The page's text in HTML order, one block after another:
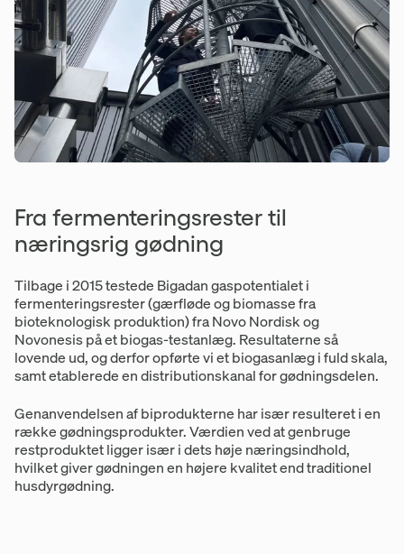
Fra fermenteringsrester til
næringsrig gødning
Tilbage i 2015 testede Bigadan gaspotentialet i
fermenteringsrester (gærfløde og biomasse fra
bioteknologisk produktion) fra Novo Nordisk og
Novonesis på et biogas-testanlæg. Resultaterne så
lovende ud, og derfor opførte vi et biogasanlæg i fuld skala,
samt etablerede en distributionskanal for gødningsdelen.
Genanvendelsen af biprodukterne har især resulteret i en
række gødningsprodukter. Værdien ved at genbruge
restproduktet ligger især i dets høje næringsindhold,
hvilket giver gødningen en højere kvalitet end traditionel
husdyrgødning.